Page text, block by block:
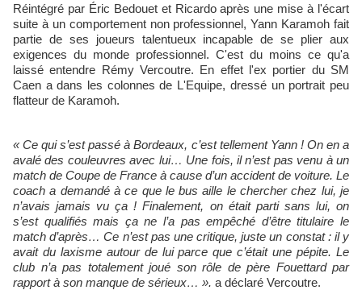
Réintégré par Éric Bedouet et Ricardo après une mise à l'écart
suite à un comportement non professionnel, Yann Karamoh fait
partie de ses joueurs talentueux incapable de se plier aux
exigences du monde professionnel. C'est du moins ce qu'a
laissé entendre Rémy Vercoutre. En effet l'ex portier du SM
Caen a dans les colonnes de L'Equipe, dressé un portrait peu
flatteur de Karamoh.
« Ce qui s’est passé à Bordeaux, c’est tellement Yann ! On en a
avalé des couleuvres avec lui… Une fois, il n’est pas venu à un
match de Coupe de France à cause d’un accident de voiture. Le
coach a demandé à ce que le bus aille le chercher chez lui, je
n’avais jamais vu ça ! Finalement, on était parti sans lui, on
s’est qualifiés mais ça ne l’a pas empêché d’être titulaire le
match d’après… Ce n’est pas une critique, juste un constat : il y
avait du laxisme autour de lui parce que c’était une pépite. Le
club n’a pas totalement joué son rôle de père Fouettard par
rapport à son manque de sérieux… ». a déclaré Vercoutre.